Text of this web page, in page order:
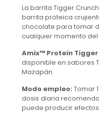
La barrita Tigger
barrita proteica
chocolate para tomar
cualquier momento
Amix™ Protein Tigger
disponible en sabores
Mazapán
Modo empleo: Tomar
dosis diaria
puede producir